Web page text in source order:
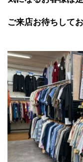
ご来店お待ちしてお